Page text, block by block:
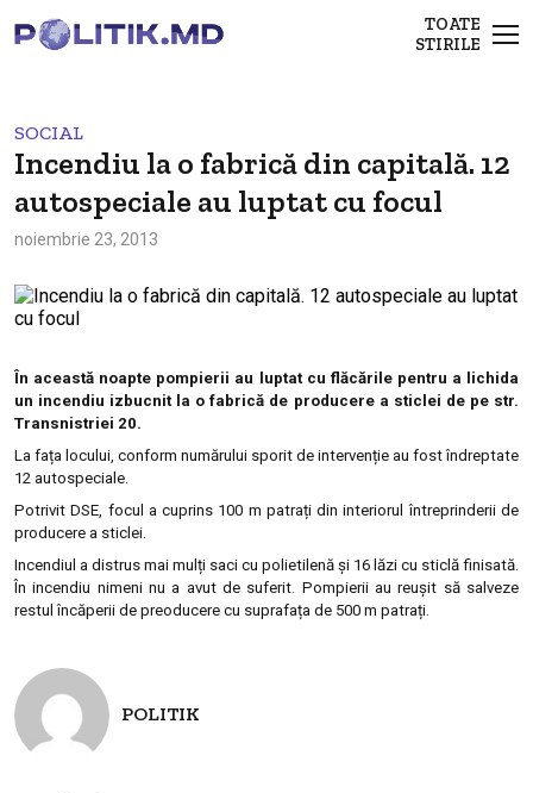
TOATE
STIRILE
SOCIAL
Incendiu la o fabrică din capitală. 12
autospeciale au luptat cu focul
noiembrie 23, 2013
În această noapte pompierii au luptat cu flăcările pentru a lichida
un incendiu izbucnit la o fabrică de producere a sticlei de pe str.
Transnistriei 20.
La fața locului, conform numărului sporit de intervenție au fost îndreptate
12 autospeciale.
Potrivit DSE, focul a cuprins 100 m patrați din interiorul întreprinderii de
producere a sticlei.
Incendiul a distrus mai mulți saci cu polietilenă și 16 lăzi cu sticlă finisată.
În incendiu nimeni nu a avut de suferit. Pompierii au reușit să salveze
restul încăperii de preoducere cu suprafața de 500 m patrați.
POLITIK